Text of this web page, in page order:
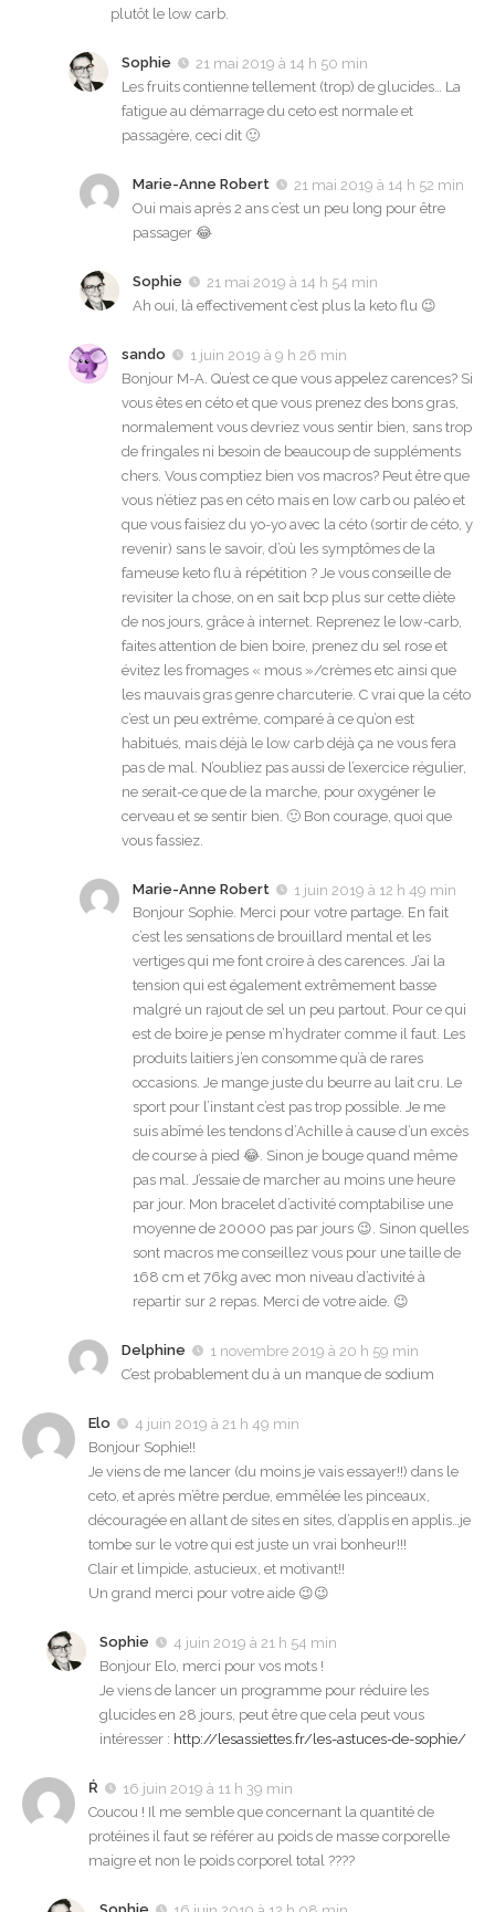
plutôt le low carb.
Sophie
21 mai 2019 à 14 h 50 min
Les fruits contienne tellement (trop) de glucides… La
fatigue au démarrage du ceto est normale et
passagère, ceci dit 🙂
Marie-Anne Robert
21 mai 2019 à 14 h 52 min
Oui mais après 2 ans c’est un peu long pour être
passager 😂
Sophie
21 mai 2019 à 14 h 54 min
Ah oui, là effectivement c’est plus la keto flu 😉
sando
1 juin 2019 à 9 h 26 min
Bonjour M-A. Qu’est ce que vous appelez carences? Si
vous êtes en céto et que vous prenez des bons gras,
normalement vous devriez vous sentir bien, sans trop
de fringales ni besoin de beaucoup de suppléments
chers. Vous comptiez bien vos macros? Peut être que
vous n’étiez pas en céto mais en low carb ou paléo et
que vous faisiez du yo-yo avec la céto (sortir de céto, y
revenir) sans le savoir, d’où les symptômes de la
fameuse keto flu à répétition ? Je vous conseille de
revisiter la chose, on en sait bcp plus sur cette diète
de nos jours, grâce à internet. Reprenez le low-carb,
faites attention de bien boire, prenez du sel rose et
évitez les fromages « mous »/crèmes etc ainsi que
les mauvais gras genre charcuterie. C vrai que la céto
c’est un peu extrême, comparé à ce qu’on est
habitués, mais déjà le low carb déjà ça ne vous fera
pas de mal. N’oubliez pas aussi de l’exercice régulier,
ne serait-ce que de la marche, pour oxygéner le
cerveau et se sentir bien. 🙂 Bon courage, quoi que
vous fassiez.
Marie-Anne Robert
1 juin 2019 à 12 h 49 min
Bonjour Sophie. Merci pour votre partage. En fait
c’est les sensations de brouillard mental et les
vertiges qui me font croire à des carences. J’ai la
tension qui est également extrêmement basse
malgré un rajout de sel un peu partout. Pour ce qui
est de boire je pense m’hydrater comme il faut. Les
produits laitiers j’en consomme qu’à de rares
occasions. Je mange juste du beurre au lait cru. Le
sport pour l’instant c’est pas trop possible. Je me
suis abîmé les tendons d’Achille à cause d’un excès
de course à pied 😂. Sinon je bouge quand même
pas mal. J’essaie de marcher au moins une heure
par jour. Mon bracelet d’activité comptabilise une
moyenne de 20000 pas par jours 😉. Sinon quelles
sont macros me conseillez vous pour une taille de
168 cm et 76kg avec mon niveau d’activité à
repartir sur 2 repas. Merci de votre aide. 😉
Delphine
1 novembre 2019 à 20 h 59 min
C’est probablement du à un manque de sodium
Elo
4 juin 2019 à 21 h 49 min
Bonjour Sophie!!
Je viens de me lancer (du moins je vais essayer!!) dans le
ceto, et après m’être perdue, emmêlée les pinceaux,
découragée en allant de sites en sites, d’applis en applis…je
tombe sur le votre qui est juste un vrai bonheur!!!
Clair et limpide, astucieux, et motivant!!
Un grand merci pour votre aide 😉😉
Sophie
4 juin 2019 à 21 h 54 min
Bonjour Elo, merci pour vos mots !
Je viens de lancer un programme pour réduire les
glucides en 28 jours, peut être que cela peut vous
intéresser : http://lesassiettes.fr/les-astuces-de-sophie/
Ŕ
16 juin 2019 à 11 h 39 min
Coucou ! Il me semble que concernant la quantité de
protéines il faut se référer au poids de masse corporelle
maigre et non le poids corporel total ????